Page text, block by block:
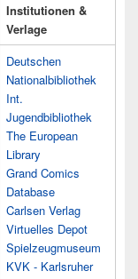
Institutionen &
Verlage
Deutschen
Nationalbibliothek
Int.
Jugendbibliothek
The European
Library
Grand Comics
Database
Carlsen Verlag
Virtuelles Depot
Spielzeugmuseum
KVK - Karlsruher